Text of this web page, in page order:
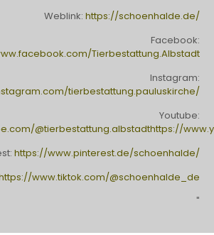
Weblink: https://schoenhalde.de/
Facebook:
Tierbestattung.Albstadt
Instagram:
tierbestattung.pauluskirche/
Youtube:
@tierbestattung.albstadthttps://
https://www.pinterest.de/schoenhalde/
www.tiktok.com/@schoenhalde_de
"